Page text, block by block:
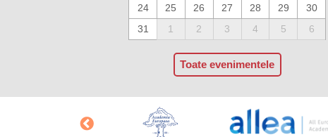
24
25 26 27 28 29
30
31
1 2 3 4 5 6
Toate evenimentele